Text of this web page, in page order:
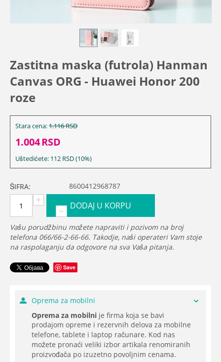
Zastitna maska (futrola) Hanman
Canvas ORG - Huawei Honor 200
roze
Stara cena:1.116RSD
1.004RSD
Uštedićete: 112 RSD(10%)
ŠIFRA: 8600412968787
+
−
DODAJ U KORPU
Vašu porudžbinu možete napraviti i pozivom na broj
telefona 066/66-2-66-66. Takodje, naši operateri Vam stoje
na raspolaganju da odgovore na sva Vaša pitanja.
Save
Oprema za mobilni
Oprema za mobilni je firma koja se bavi
prodajom opreme i rezervnih delova za mobilne
telefone, tablete i laptop računare. Kod nas
možete pronaći veliki izbor artikala renomiranih
proizvođača po izuzetno povoljnim cenama.